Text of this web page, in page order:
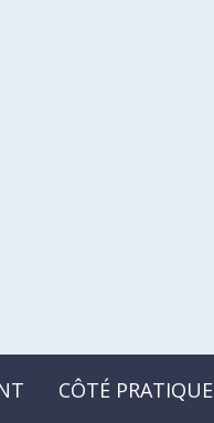
CÔTÉ PRATIQUE